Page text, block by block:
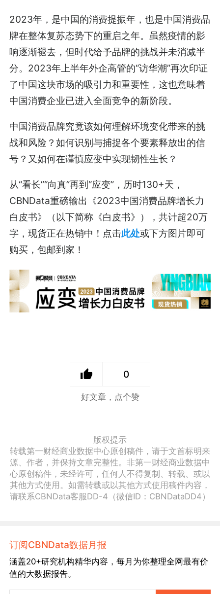
2023年，是中国的消费提振年，也是中国消费品
牌在整体复苏态势下的重启之年。虽然疫情的影
响逐渐褪去，但时代给予品牌的挑战并未消减半
分。2023年上半年外企高管的“访华潮”再次印证
了中国这块市场的吸引力和重要性，这也意味着
中国消费企业已进入全面竞争的新阶段。
中国消费品牌究竟该如何理解环境变化带来的挑
战和风险？如何识别与捕捉各个要素释放出的信
号？又如何在谨慎应变中实现韧性生长？
从“看长”“向真”再到“应变”，历时130+天，
CBNData重磅输出《2023中国消费品牌增长力
白皮书》（以下简称《白皮书》），共计超20万
字，现货正在热销中！点击此处或下方图片即可
购买，包邮到家！
0
好文章，点个赞
版权提示
转载第一财经商业数据中心原创稿件，请于文首标明来
源、作者，并保持文章完整性。非第一财经商业数据中
心原创稿件，未经许可，任何人不得复制、转载、或以
其他方式使用。如需转载或以其他方式使用稿件内容，
请联系CBNData客服DD-4（微信ID：CBNDataDD4）
订阅CBNData数据月报
涵盖20+研究机构精华内容，每月为你整理全网最有价
值的大数据报告。